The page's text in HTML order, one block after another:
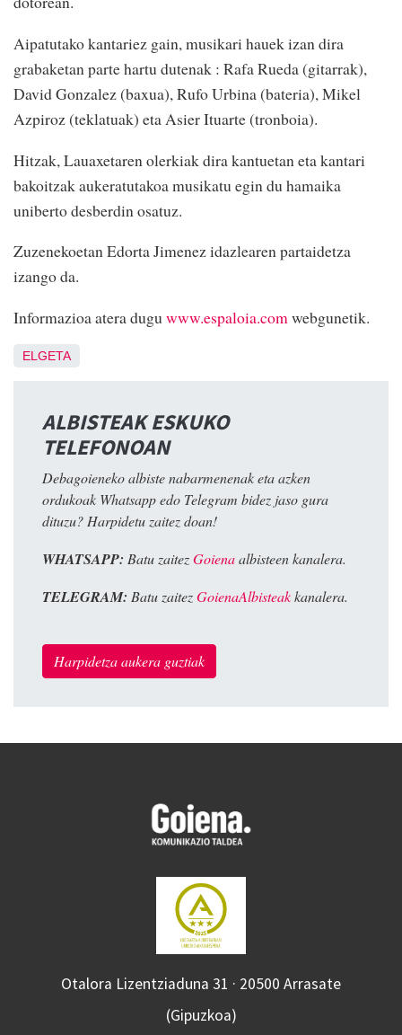
Aipatutako kantariez gain, musikari hauek izan dira
grabaketan parte hartu dutenak : Rafa Rueda (gitarrak),
David Gonzalez (baxua), Rufo Urbina (bateria), Mikel
Azpiroz (teklatuak) eta Asier Ituarte (tronboia).
Hitzak, Lauaxetaren olerkiak dira kantuetan eta kantari
bakoitzak aukeratutakoa musikatu egin du hamaika
uniberto desberdin osatuz.
Zuzenekoetan Edorta Jimenez idazlearen partaidetza
izango da.
Informazioa atera dugu www.espaloia.com webgunetik.
ELGETA
ALBISTEAK ESKUKO
TELEFONOAN
Debagoieneko albiste nabarmenenak eta azken
ordukoak Whatsapp edo Telegram bidez jaso gura
dituzu? Harpidetu zaitez doan!
WHATSAPP: Batu zaitezGoienaalbisteen kanalera.
TELEGRAM: Batu zaitezGoienaAlbisteakkanalera.
Harpidetza aukera guztiak
Otalora Lizentziaduna 31 · 20500 Arrasate
(Gipuzkoa)